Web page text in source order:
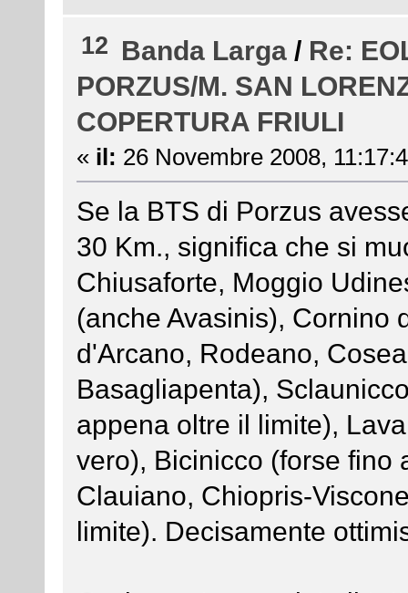
12 Banda Larga / Re:
PORZUS/M. SAN
COPERTURA FRIULI
« il: 26 Novembre 2008,
Se la BTS di Porzus
30 Km., significa che si
Chiusaforte, Moggio
(anche Avasinis), Cornino
d'Arcano, Rodeano,
Basagliapenta),
appena oltre il limite),
vero), Bicinicco (forse fino
Clauiano, Chiopris-
limite). Decisamente